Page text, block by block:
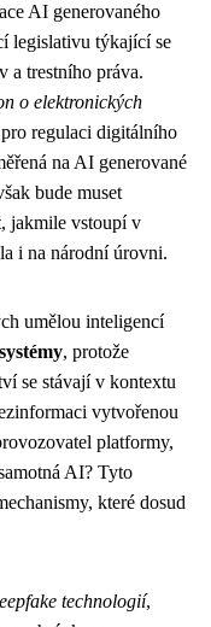
AI generovaného
legislativu týkající se
a trestního práva.
o elektronických
regulaci digitálního
na AI generované
bude muset
jakmile vstoupí v
i na národní úrovni.
umělou inteligencí
, protože
se stávají v kontextu
vytvořenou
platformy,
AI? Tyto
které dosud
technologií,